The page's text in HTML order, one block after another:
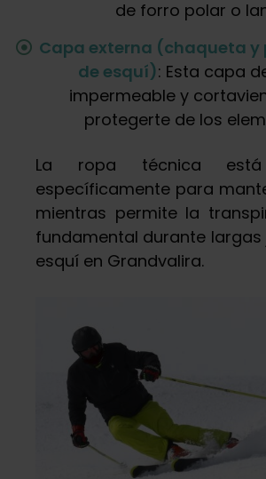
de forro polar o
Capa externa (chaqueta y
de esquí): Esta capa
impermeable y
protegerte de los
La ropa técnica está
específicamente para
mientras permite la
fundamental durante
esquí en Grandvalira.